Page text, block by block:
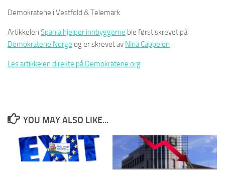
Demokratene i Vestfold & Telemark
Artikkelen Spania hjelper innbyggerne ble først skrevet på
Demokratene Norge og er skrevet av Nina Cappelen
Les artikkelen direkte på Demokratene.org
YOU MAY ALSO LIKE...